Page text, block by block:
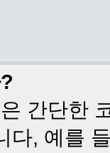
간단한
다, 예를